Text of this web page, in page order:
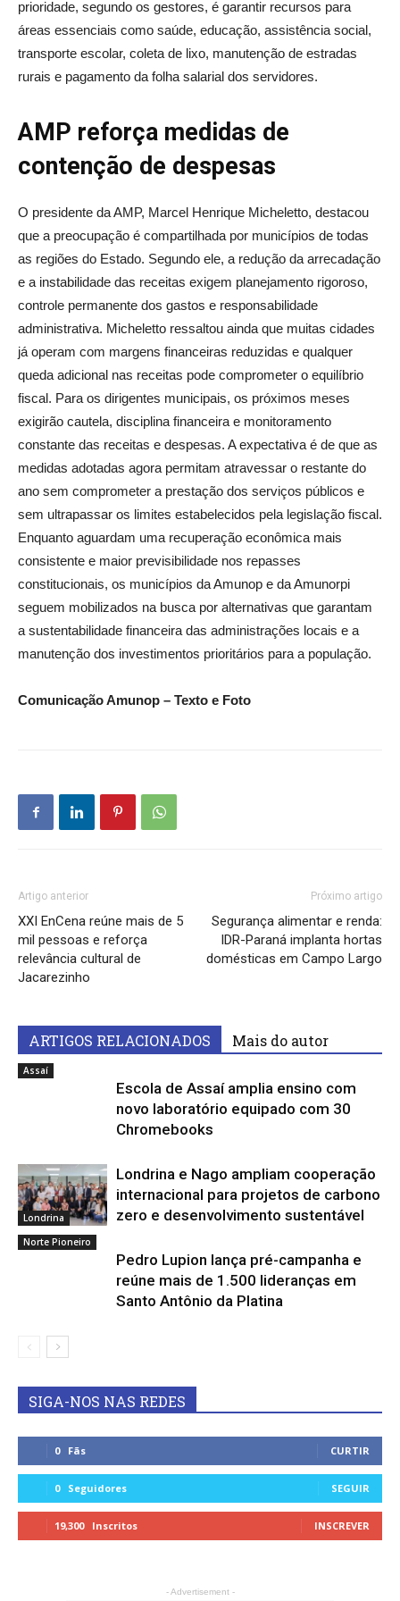
prioridade, segundo os gestores, é garantir recursos para
áreas essenciais como saúde, educação, assistência social,
transporte escolar, coleta de lixo, manutenção de estradas
rurais e pagamento da folha salarial dos servidores.
AMP reforça medidas de
contenção de despesas
O presidente da AMP, Marcel Henrique Micheletto, destacou
que a preocupação é compartilhada por municípios de todas
as regiões do Estado. Segundo ele, a redução da arrecadação
e a instabilidade das receitas exigem planejamento rigoroso,
controle permanente dos gastos e responsabilidade
administrativa. Micheletto ressaltou ainda que muitas cidades
já operam com margens financeiras reduzidas e qualquer
queda adicional nas receitas pode comprometer o equilíbrio
fiscal. Para os dirigentes municipais, os próximos meses
exigirão cautela, disciplina financeira e monitoramento
constante das receitas e despesas. A expectativa é de que as
medidas adotadas agora permitam atravessar o restante do
ano sem comprometer a prestação dos serviços públicos e
sem ultrapassar os limites estabelecidos pela legislação fiscal.
Enquanto aguardam uma recuperação econômica mais
consistente e maior previsibilidade nos repasses
constitucionais, os municípios da Amunop e da Amunorpi
seguem mobilizados na busca por alternativas que garantam
a sustentabilidade financeira das administrações locais e a
manutenção dos investimentos prioritários para a população.
Comunicação Amunop – Texto e Foto
Artigo anterior
XXI EnCena reúne mais de 5
mil pessoas e reforça
relevância cultural de
Jacarezinho
Próximo artigo
Segurança alimentar e renda:
IDR-Paraná implanta hortas
domésticas em Campo Largo
ARTIGOS RELACIONADOS Mais do autor
Assaí
Escola de Assaí amplia ensino com
novo laboratório equipado com 30
Chromebooks
Londrina
Londrina e Nago ampliam cooperação
internacional para projetos de carbono
zero e desenvolvimento sustentável
Norte Pioneiro
Pedro Lupion lança pré-campanha e
reúne mais de 1.500 lideranças em
Santo Antônio da Platina
SIGA-NOS NAS REDES
0 Fãs CURTIR
0 Seguidores SEGUIR
19,300 Inscritos INSCREVER
- Advertisement -